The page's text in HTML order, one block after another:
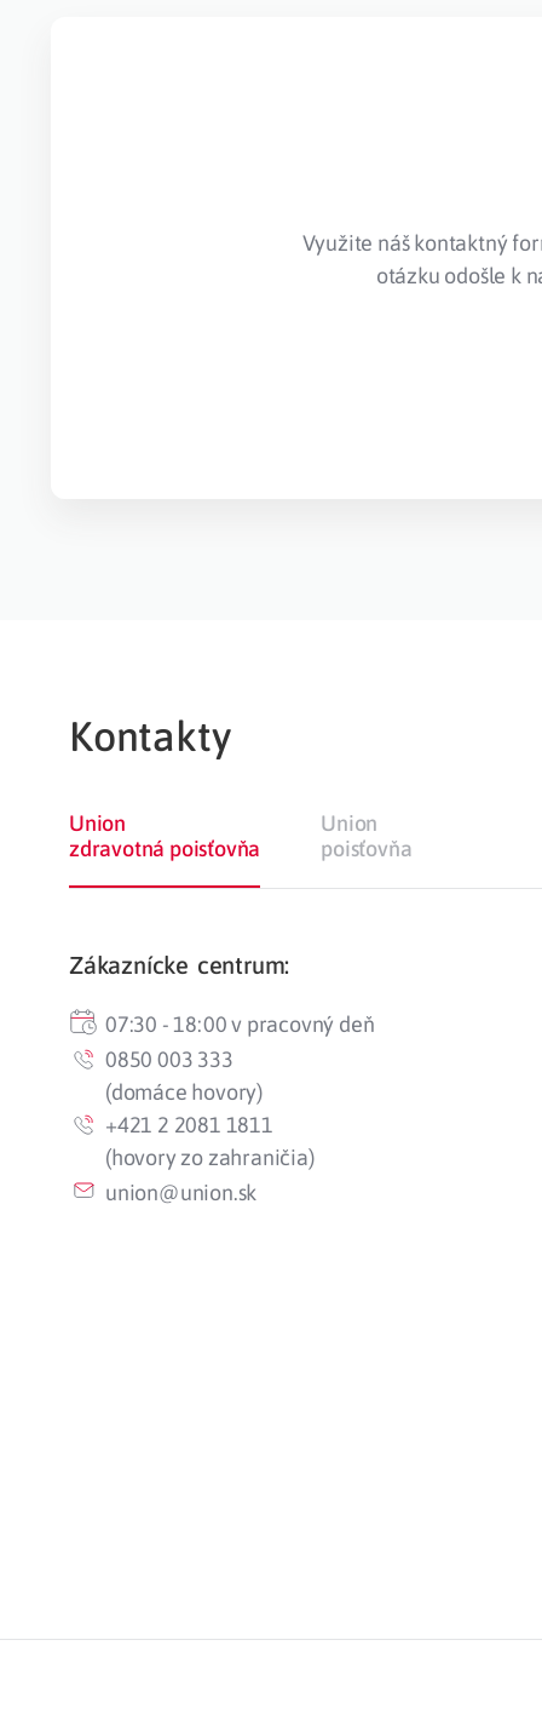
Využite náš kontaktný
otázku odošle k
Kontakty
Union
zdravotná poisťovňa
Union
poisťovňa
Zákaznícke centrum:
07:30 - 18:00 v pracovný deň
0850 003 333
(domáce hovory)
+421 2 2081 1811
(hovory zo zahraničia)
union@union.sk